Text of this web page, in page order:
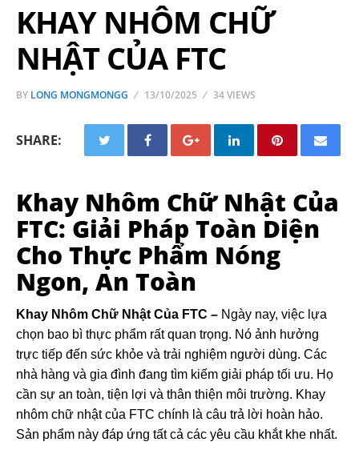
KHAY NHÔM CHỮ
NHẬT CỦA FTC
BY LONG MONGMONGG 13/10/2025 34 VIEWS
SHARE:
Khay Nhôm Chữ Nhật Của
FTC: Giải Pháp Toàn Diện
Cho Thực Phẩm Nóng
Ngon, An Toàn
Khay Nhôm Chữ Nhật Của FTC – Ngày nay, việc lựa
chọn bao bì thực phẩm rất quan trọng. Nó ảnh hưởng
trực tiếp đến sức khỏe và trải nghiệm người dùng. Các
nhà hàng và gia đình đang tìm kiếm giải pháp tối ưu. Họ
cần sự an toàn, tiện lợi và thân thiện môi trường. Khay
nhôm chữ nhật của FTC chính là câu trả lời hoàn hảo.
Sản phẩm này đáp ứng tất cả các yêu cầu khắt khe nhất.